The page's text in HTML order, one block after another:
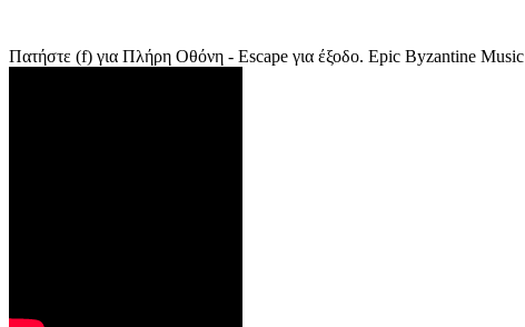
Πατήστε (f) για Πλήρη Οθόνη - Escape για έξοδο. Epic Byzantine Music